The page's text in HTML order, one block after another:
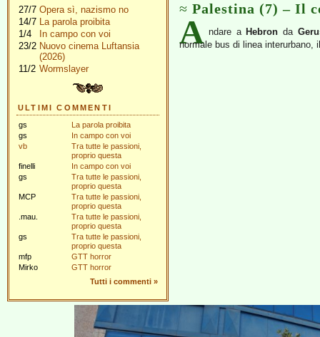
27/7 Opera sì, nazismo no
14/7 La parola proibita
1/4
In campo con voi
23/2 Nuovo cinema Luftansia
(2026)
11/2 Wormslayer
ULTIMI COMMENTI
gs
La parola proibita
gs
In campo con voi
vb
Tra tutte le passioni,
proprio questa
finelli
In campo con voi
gs
Tra tutte le passioni,
proprio questa
MCP
Tra tutte le passioni,
proprio questa
.mau.
Tra tutte le passioni,
proprio questa
gs
Tra tutte le passioni,
proprio questa
mfp
GTT horror
Mirko
GTT horror
Tutti i commenti »
Palestina (7) – Il
A ndare a Hebron da
normale bus di linea interurbano,